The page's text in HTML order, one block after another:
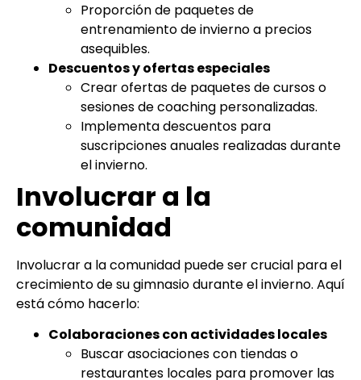
Proporción de paquetes de
entrenamiento de invierno a precios
asequibles.
Descuentos y ofertas especiales
Crear ofertas de paquetes de cursos o
sesiones de coaching personalizadas.
Implementa descuentos para
suscripciones anuales realizadas durante
el invierno.
Involucrar a la
comunidad
Involucrar a la comunidad puede ser crucial para el
crecimiento de su gimnasio durante el invierno. Aquí
está cómo hacerlo:
Colaboraciones con actividades locales
Buscar asociaciones con tiendas o
restaurantes locales para promover las